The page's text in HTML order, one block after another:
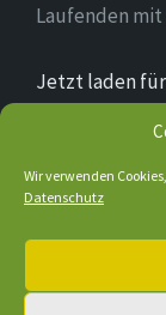
Wir verwenden
Datenschutz
Laufenden
Jetzt laden für